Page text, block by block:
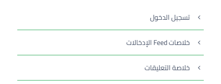
تسجيل الدخول
خلاصات Feed الإدخالات
خلاصة التعليقات